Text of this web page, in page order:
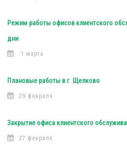
Режим работы офисов клиентского
дни
1 марта
Плановые работы в г. Щелково
29 февраля
Закрытие офиса клиентского
27 февраля